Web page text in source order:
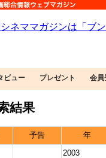
ビュー プレゼント 会員
結果
予告 年
2003